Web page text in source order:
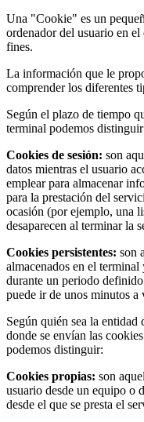
Una "Cookie" es un
ordenador del usuario en
fines.
La información que le
comprender los diferentes
Según el plazo de tiempo
terminal podemos
Cookies de sesión: son
datos mientras el usuario
emplear para almacenar
para la prestación del
ocasión (por ejemplo, una
desaparecen al terminar la
Cookies persistentes: son
almacenados en el
durante un periodo
puede ir de unos minutos a
Según quién sea la
donde se envían las
podemos distinguir:
Cookies propias: son
usuario desde un equipo o
desde el que se presta el